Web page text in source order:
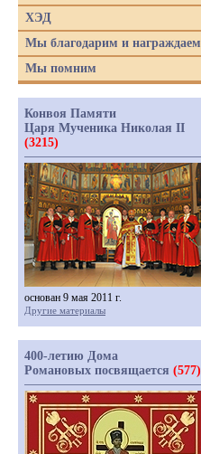
ХЭД
Мы благодарим и награждаем
Мы помним
Конвоя Памяти
Царя Мученика Николая II
(3215)
основан 9 мая 2011 г.
Другие материалы
400-летию Дома
Романовых посвящается (577)